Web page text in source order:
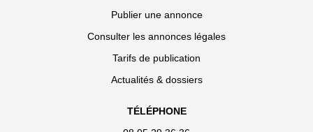
Publier une annonce
Consulter les annonces légales
Tarifs de publication
Actualités & dossiers
TÉLÉPHONE